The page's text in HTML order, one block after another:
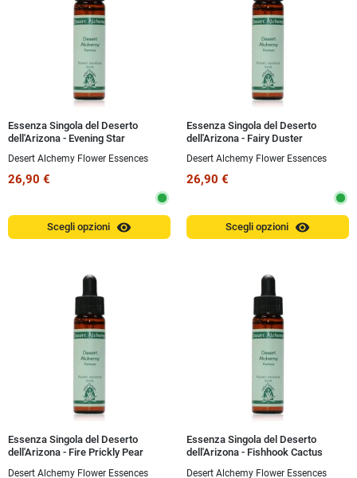
Essenza Singola del Deserto
dell'Arizona - Evening Star
Desert Alchemy Flower Essences
26,90 €
Scegli opzioni visibility
Essenza Singola del Deserto
dell'Arizona - Fairy Duster
Desert Alchemy Flower Essences
26,90 €
Scegli opzioni visibility
Essenza Singola del Deserto
dell'Arizona - Fire Prickly Pear
Desert Alchemy Flower Essences
Essenza Singola del Deserto
dell'Arizona - Fishhook Cactus
Desert Alchemy Flower Essences